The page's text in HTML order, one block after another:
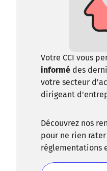
Votre CCI vous
informé des
votre secteur
dirigeant
Découvrez nos
pour ne rien
réglementations